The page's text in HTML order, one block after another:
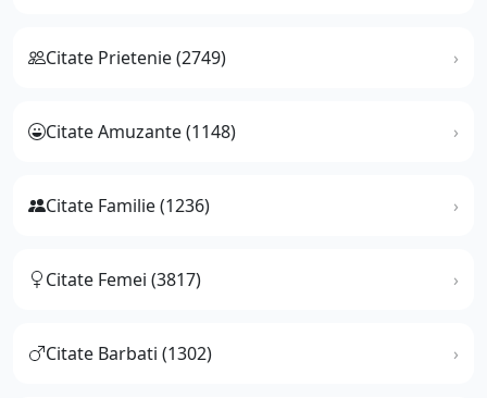
Citate Prietenie (2749)
Citate Amuzante (1148)
Citate Familie (1236)
Citate Femei (3817)
Citate Barbati (1302)